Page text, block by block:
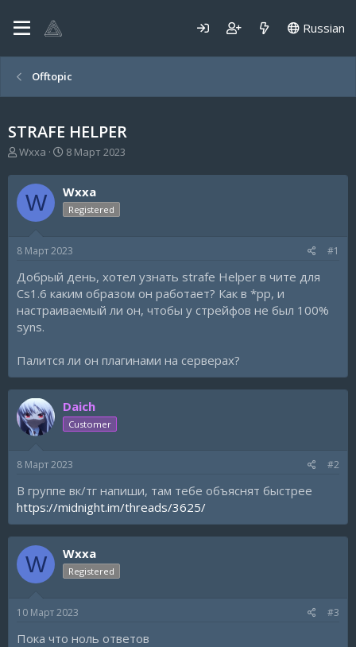
Russian
Offtopic
STRAFE HELPER
А
т
о
р
т
м
Wxxa
Д
т
а
н
а
а
8 Март 2023
W Wxxa
Registered
8 Март 2023 #1
Добрый день, хотел узнать strafe Helper в чите для
Cs1.6 каким образом он работает? Как в *pp, и
настраиваемый ли он, чтобы у стрейфов не был 100%
syns.
Палится ли он плагинами на серверах?
Daich
Customer
8 Март 2023 #2
В группе вк/тг напиши, там тебе объяснят быстрее
https://midnight.im/threads/3625/
W Wxxa
Registered
10 Март 2023 #3
Пока что ноль ответов